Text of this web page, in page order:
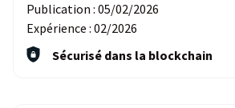
Publication : 05/02/2026
Expérience : 02/2026
Sécurisé dans la blockchain